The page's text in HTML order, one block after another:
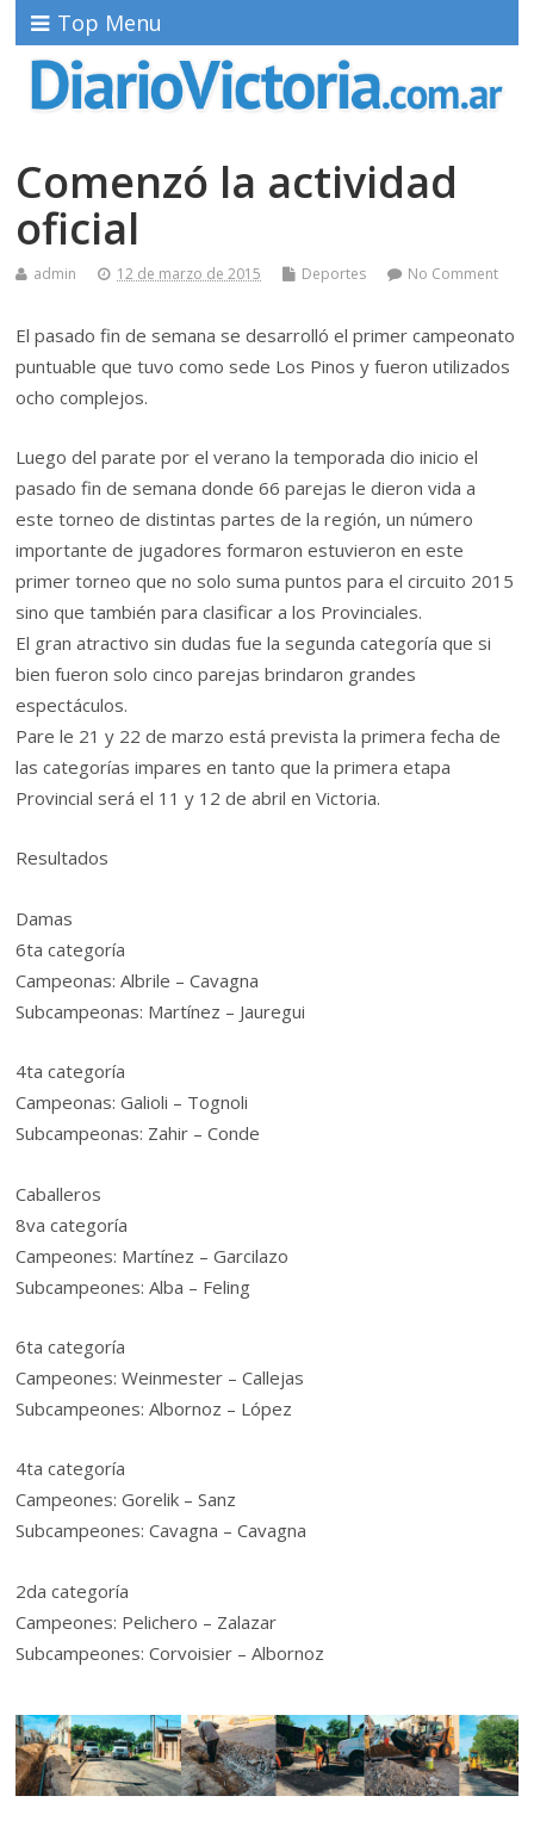
Top Menu
Comenzó la actividad
oficial
admin 12 de marzo de 2015 Deportes No Comment
El pasado fin de semana se desarrolló el primer campeonato
puntuable que tuvo como sede Los Pinos y fueron utilizados
ocho complejos.
Luego del parate por el verano la temporada dio inicio el
pasado fin de semana donde 66 parejas le dieron vida a
este torneo de distintas partes de la región, un número
importante de jugadores formaron estuvieron en este
primer torneo que no solo suma puntos para el circuito 2015
sino que también para clasificar a los Provinciales.
El gran atractivo sin dudas fue la segunda categoría que si
bien fueron solo cinco parejas brindaron grandes
espectáculos.
Pare le 21 y 22 de marzo está prevista la primera fecha de
las categorías impares en tanto que la primera etapa
Provincial será el 11 y 12 de abril en Victoria.
Resultados
Damas
6ta categoría
Campeonas: Albrile – Cavagna
Subcampeonas: Martínez – Jauregui
4ta categoría
Campeonas: Galioli – Tognoli
Subcampeonas: Zahir – Conde
Caballeros
8va categoría
Campeones: Martínez – Garcilazo
Subcampeones: Alba – Feling
6ta categoría
Campeones: Weinmester – Callejas
Subcampeones: Albornoz – López
4ta categoría
Campeones: Gorelik – Sanz
Subcampeones: Cavagna – Cavagna
2da categoría
Campeones: Pelichero – Zalazar
Subcampeones: Corvoisier – Albornoz